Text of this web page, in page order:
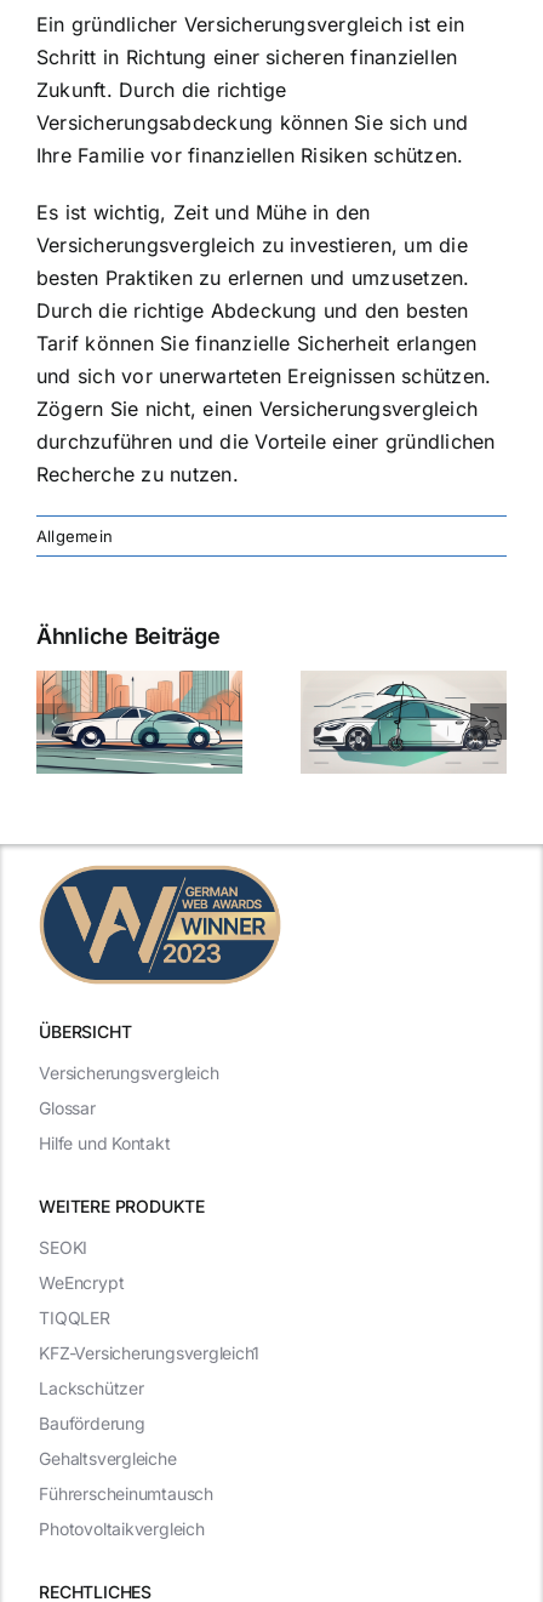
Ein gründlicher Versicherungsvergleich ist ein
Schritt in Richtung einer sicheren finanziellen
Zukunft. Durch die richtige
Versicherungsabdeckung können Sie sich und
Ihre Familie vor finanziellen Risiken schützen.
Es ist wichtig, Zeit und Mühe in den
Versicherungsvergleich zu investieren, um die
besten Praktiken zu erlernen und umzusetzen.
Durch die richtige Abdeckung und den besten
Tarif können Sie finanzielle Sicherheit erlangen
und sich vor unerwarteten Ereignissen schützen.
Zögern Sie nicht, einen Versicherungsvergleich
durchzuführen und die Vorteile einer gründlichen
Recherche zu nutzen.
Allgemein
Ähnliche Beiträge
ÜBERSICHT
WEITERE PRODUKTE
RECHTLICHES
Versicherungsvergleich
Glossar
Hilfe und Kontakt
SEOKI
WeEncrypt
TIQQLER
KFZ-Versicherungsvergleich1
Lackschützer
Bauförderung
Gehaltsvergleiche
Führerscheinumtausch
Photovoltaikvergleich